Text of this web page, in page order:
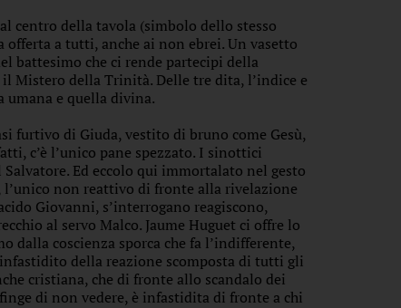
centro della tavola (simbolo dello stesso
offerta a tutti, anche ai non ebrei. Un vasetto
battesimo che ci rende partecipi della
Mistero della Trinità. Delle tre dita, l’indice e
umana e quella divina.
furtivo di Giuda, vestito di bruno come Gesù,
c’è l’unico pane spezzato. I sinottici
Ed eccolo qui immortalato nel gesto
l’unico non reattivo di fronte alla rivelazione
Giovanni, s’interrogano reagiscono,
al servo Malco. Jaume Huguet ci offre lo
dalla coscienza sporca che fa l’indifferente,
della reazione scomposta di tutti gli
cristiana, che di fronte allo scandalo dei
di non vedere, è infastidita di fronte a chi